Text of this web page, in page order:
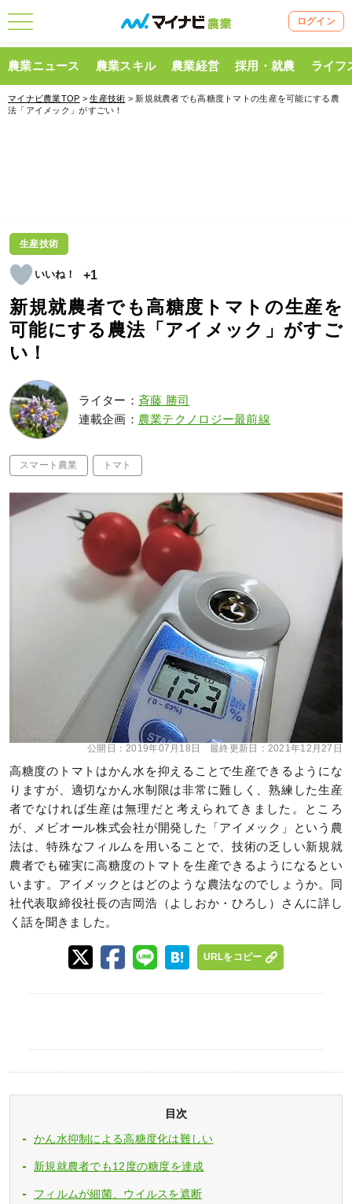
ログイン
農業ニュース 農業スキル 農業経営 採用・就農 ライフ
マイナビ農業TOP >生産技術 > 新規就農者でも高糖度トマトの生産を可能にする農
法「アイメック」がすごい！
生産技術
+1
新規就農者でも高糖度トマトの生産を
可能にする農法「アイメック」がすご
い！
ライター： 斉藤 勝司
連載企画： 農業テクノロジー最前線
スマート農業 トマト
公開日：2019年07月18日 最終更新日： 2021年12月27日
高糖度のトマトはかん水を抑えることで生産できるようにな
りますが、適切なかん水制限は非常に難しく、熟練した生産
者でなければ生産は無理だと考えられてきました。ところ
が、メビオール株式会社が開発した「アイメック」という農
法は、特殊なフィルムを用いることで、技術の乏しい新規就
農者でも確実に高糖度のトマトを生産できるようになるとい
います。アイメックとはどのような農法なのでしょうか。同
社代表取締役社長の吉岡浩（よしおか・ひろし）さんに詳し
く話を聞きました。
URLをコピー
目次
かん水抑制による高糖度化は難しい
新規就農者でも12度の糖度を達成
フィルムが細菌、ウイルスを遮断